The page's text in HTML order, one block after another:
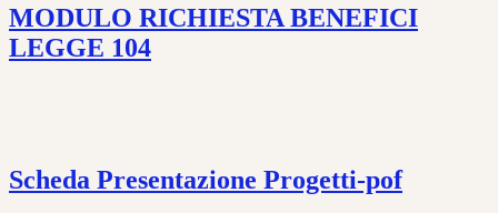
MODULO RICHIESTA BENEFICI
LEGGE 104
Scheda Presentazione Progetti-pof